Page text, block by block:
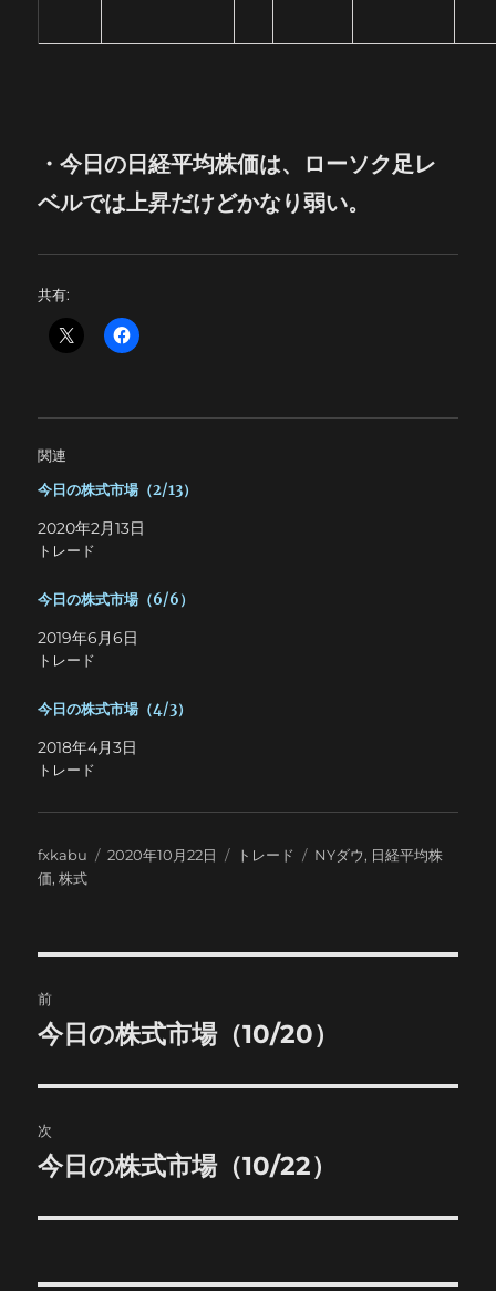
・今日の 日経平均株価は、ローソク足レ
ベルでは上昇だけどかなり弱い。
共有:
関連
今日の株式市場（2/13）
2020年2月13日
トレード
今日の株式市場（6/6）
2019年6月6日
トレード
今日の株式市場（4/3）
2018年4月3日
トレード
投
稿
fxkabu
投
2020年10月22日
カ
トレード
タ
NYダウ, 日経平均株
価,株式
稿
ビ
ゲ
ー
前
前
投
稿:
今日の株式市場（10/20）
次
次
投
今日の株式市場（10/22）